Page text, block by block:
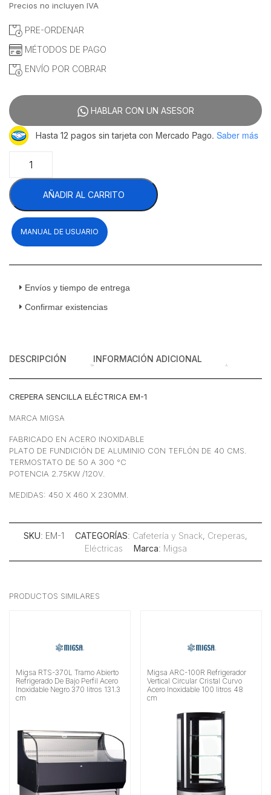
Precios no incluyen IVA
PRE-ORDENAR
MÉTODOS DE PAGO
ENVÍO POR COBRAR
HABLAR CON UN ASESOR
Hasta 12 pagos sin tarjeta con Mercado Pago. Saber más
Crepera
Sencilla
Eléctrica
Acero
Inoxidable
120
cantidad
AÑADIR AL CARRITO
MANUAL DE USUARIO
Envíos y tiempo de entrega
Confirmar existencias
DESCRIPCIÓN INFORMACIÓN ADICIONAL
CREPERA SENCILLA ELÉCTRICA EM-1
MARCA MIGSA
FABRICADO EN ACERO INOXIDABLE
PLATO DE FUNDICIÓN DE ALUMINIO CON TEFLÓN DE 40 CMS.
TERMOSTATO DE 50 A 300 °C
POTENCIA 2.75KW /120V.
MEDIDAS: 450 X 460 X 230MM.
SKU: EM-1 CATEGORÍAS: Cafetería y Snack, Creperas,
Eléctricas
Marca: Migsa
PRODUCTOS SIMILARES
Migsa RTS-370L Tramo Abierto
Refrigerado De Bajo Perfil Acero
Inoxidable Negro 370 litros 131.3
cm
Migsa ARC-100R Refrigerador
Vertical Circular Cristal Curvo
Acero Inoxidable 100 litros 48
cm